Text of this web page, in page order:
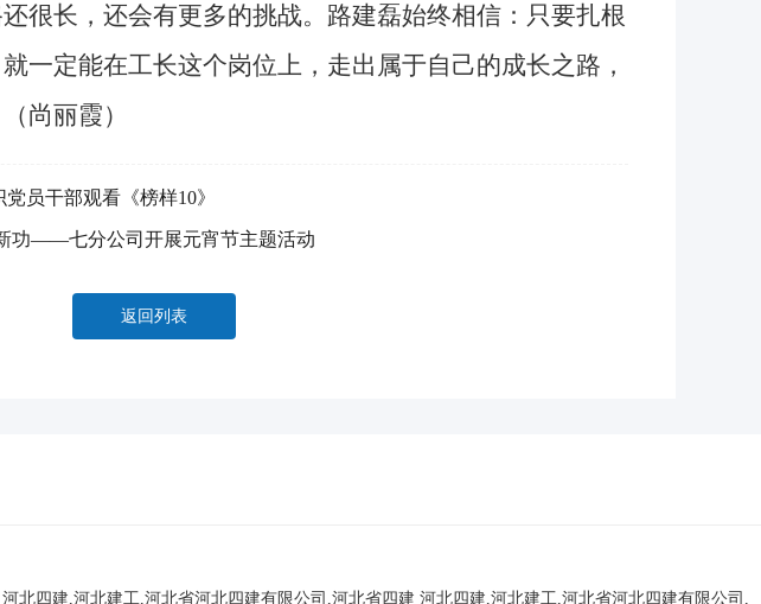
长，还会有更多的挑战。路建磊始终相信：只要扎根
一定能在工长这个岗位上，走出属于自己的成长之路，
尚丽霞）
员干部观看《榜样10》
功——七分公司开展元宵节主题活动
返回列表
河北四建,河北建工,河北省河北四建有限公司,河北省四建 河北四建,河北建工,河北省河北四建有限公司,